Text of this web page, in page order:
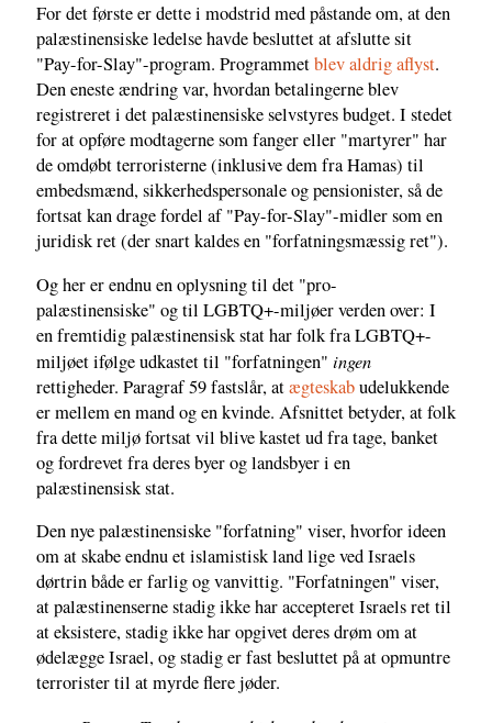
For det første er dette i modstrid med påstande om, at den
palæstinensiske ledelse havde besluttet at afslutte sit
"Pay-for-Slay"-program. Programmetblev aldrig aflyst.
Den eneste ændring var, hvordan betalingerne blev
registreret i det palæstinensiske selvstyres budget. I stedet
for at opføre modtagerne som fanger eller "martyrer" har
de omdøbt terroristerne (inklusive dem fra Hamas) til
embedsmænd, sikkerhedspersonale og pensionister, så de
fortsat kan drage fordel af "Pay-for-Slay"-midler som en
juridisk ret (der snart kaldes en "forfatningsmæssig ret").
Og her er endnu en oplysning til det "pro-
palæstinensiske" og til LGBTQ+-miljøer verden over: I
en fremtidig palæstinensisk stat har folk fra LGBTQ+-
miljøet ifølge udkastet til "forfatningen" ingen
rettigheder. Paragraf 59 fastslår, atægteskabudelukkende
er mellem en mand og en kvinde. Afsnittet betyder, at folk
fra dette miljø fortsat vil blive kastet ud fra tage, banket
og fordrevet fra deres byer og landsbyer i en
palæstinensisk stat.
Den nye palæstinensiske "forfatning" viser, hvorfor ideen
om at skabe endnu et islamistisk land lige ved Israels
dørtrin både er farlig og vanvittig. "Forfatningen" viser,
at palæstinenserne stadig ikke har accepteret Israels ret til
at eksistere, stadig ikke har opgivet deres drøm om at
ødelægge Israel, og stadig er fast besluttet på at opmuntre
terrorister til at myrde flere jøder.